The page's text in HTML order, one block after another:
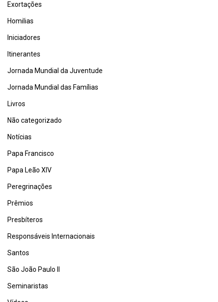
Exortações
Homilias
Iniciadores
Itinerantes
Jornada Mundial da Juventude
Jornada Mundial das Famílias
Livros
Não categorizado
Notícias
Papa Francisco
Papa Leão XIV
Peregrinações
Prêmios
Presbíteros
Responsáveis Internacionais
Santos
São João Paulo II
Seminaristas